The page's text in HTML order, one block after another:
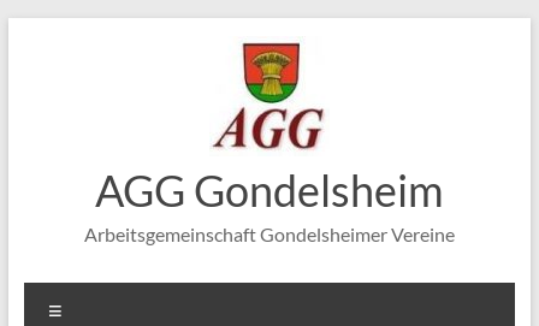
AGG Gondelsheim
Arbeitsgemeinschaft Gondelsheimer Vereine